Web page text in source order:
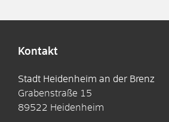
Kontakt
Stadt Heidenheim an der Brenz
Grabenstraße 15
89522 Heidenheim